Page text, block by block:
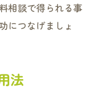
相談で得られる事
につなげましょ
法